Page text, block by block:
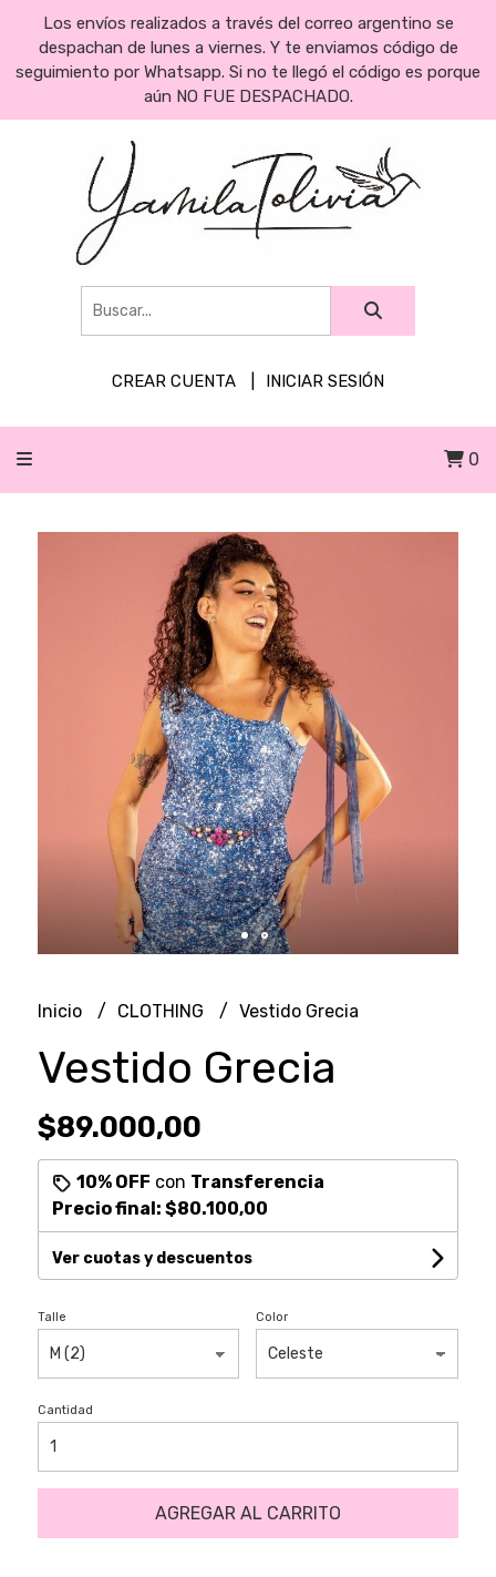
Los envíos realizados a través del correo argentino se
despachan de lunes a viernes. Y te enviamos código de
seguimiento por Whatsapp. Si no te llegó el código es porque
aún NO FUE DESPACHADO.
CREAR CUENTA INICIAR SESIÓN
0
Inicio CLOTHING Vestido Grecia
Vestido Grecia
$89.000,00
10% OFF con Transferencia
Precio final: $80.100,00
Ver cuotas y descuentos
Talle Color
Cantidad
AGREGAR AL CARRITO